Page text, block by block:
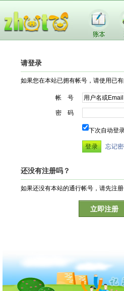
请登录
如果您在本站已拥有帐号，请使用已
帐 号
密 码
下次自动登
忘记
还没有注册吗？
如果还没有本站的通行帐号，请先注册
立即注册